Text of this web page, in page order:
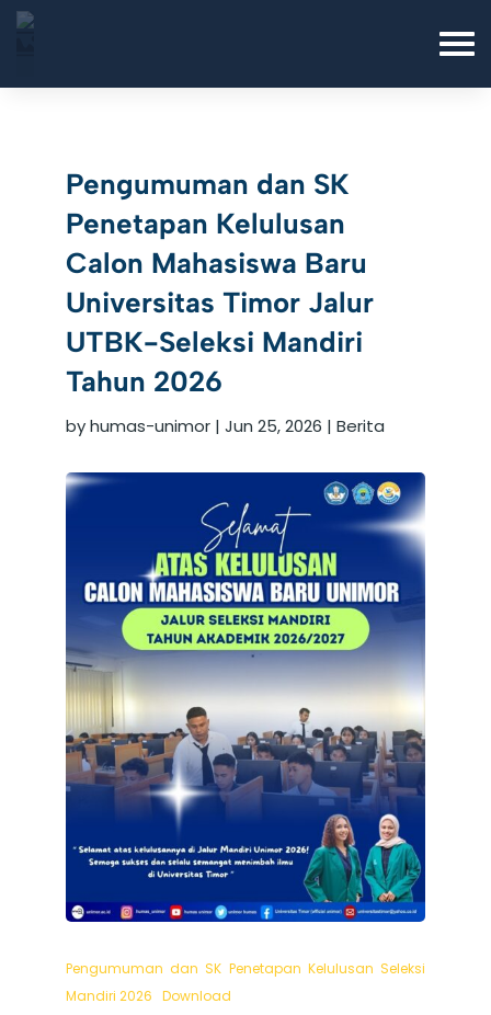
Pengumuman dan SK
Penetapan Kelulusan
Calon Mahasiswa Baru
Universitas Timor Jalur
UTBK-Seleksi Mandiri
Tahun 2026
byhumas-unimor| Jun 25, 2026 | Berita
Pengumuman dan SK Penetapan Kelulusan Seleksi
Mandiri 2026 Download